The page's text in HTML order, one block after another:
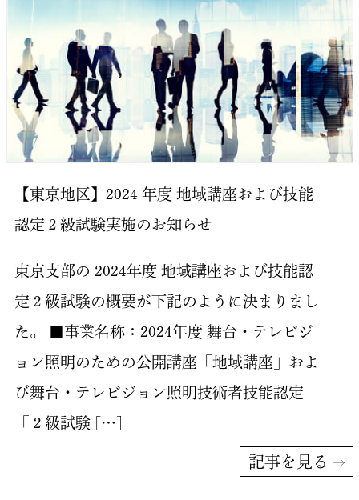
【東京地区】2024 年度 地域講座および技能
認定２級試験実施のお知らせ
東京支部の 2024年度 地域講座および技能認
定２級試験の概要が下記のように決まりまし
た。 ■事業名称：2024年度 舞台・テレビジ
ョン照明のための公開講座「地域講座」およ
び舞台・テレビジョン照明技術者技能認定
「２級試験 […]
記事を見る